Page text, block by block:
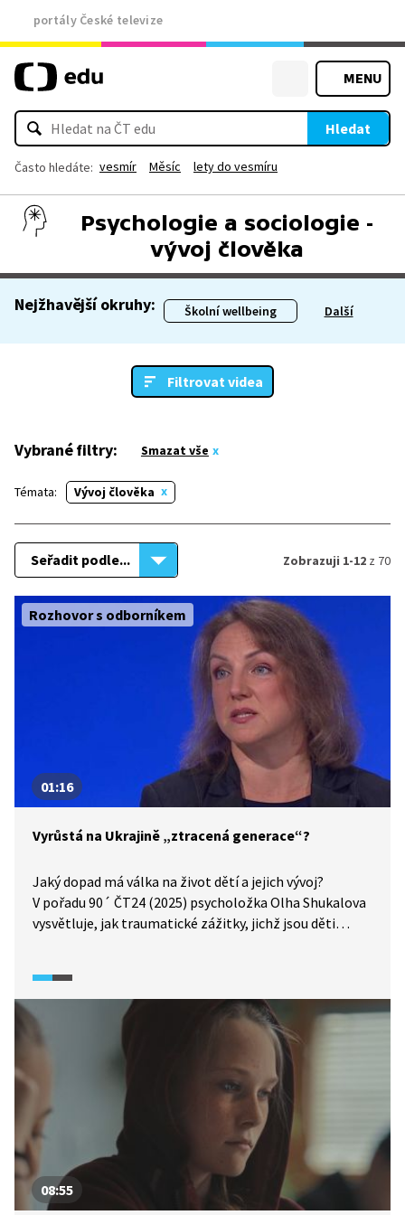
portály České televize
MENU
Hledat
Často hledáte: vesmír Měsíc lety do vesmíru
Psychologie a sociologie -
vývoj člověka
Nejžhavější okruhy: Školní wellbeing Další
Filtrovat videa
Vybrané filtry: Smazat vše
Témata: Vývoj člověka
Seřadit podle... Zobrazuji 1-12 z 70
Rozhovor s odborníkem
01:16
Vyrůstá na Ukrajině „ztracená generace“?
Jaký dopad má válka na život dětí a jejich vývoj?
V pořadu 90´ ČT24 (2025) psycholožka Olha Shukalova
vysvětluje, jak traumatické zážitky, jichž jsou děti
08:55